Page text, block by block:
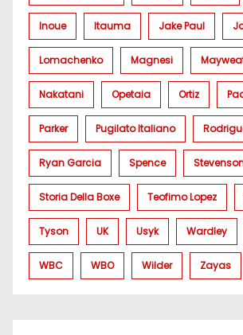
Inoue Itauma Jake Paul
Lomachenko Magnesi
Nakatani Opetaia Ortiz
Parker Pugilato Italiano
Ryan Garcia Spence
Storia Della Boxe Teofimo Lopez
Tyson UK Usyk Wardley
WBC WBO Wilder Zayas